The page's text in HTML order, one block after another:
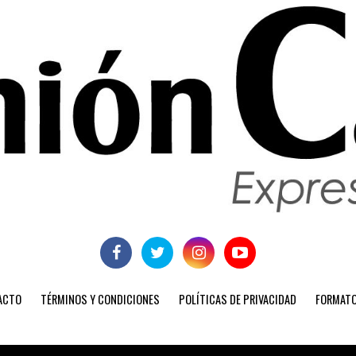
TÉRMINOS Y CONDICIONES POLÍTICAS DE PRIVACIDAD